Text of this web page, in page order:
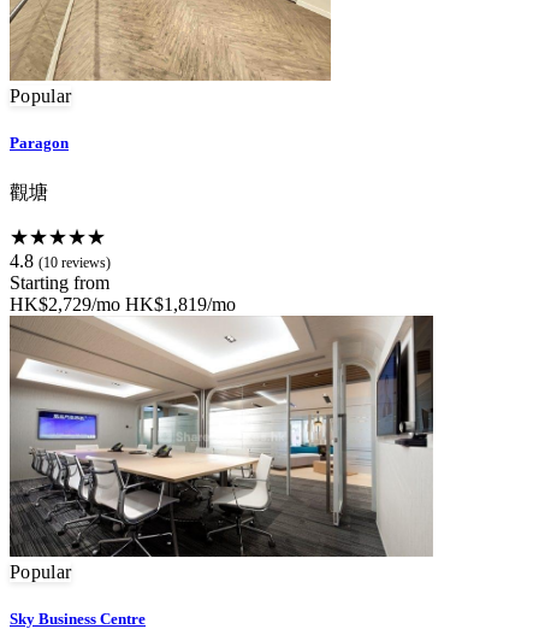
Popular
Paragon
觀塘
★★★★★
4.8 (10 reviews)
Starting from
HK$2,729/mo HK$1,819/mo
Popular
Sky Business Centre